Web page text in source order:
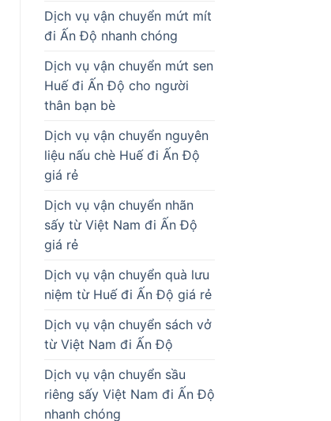
Dịch vụ vận chuyển mứt mít
đi Ấn Độ nhanh chóng
Dịch vụ vận chuyển mứt sen
Huế đi Ấn Độ cho người
thân bạn bè
Dịch vụ vận chuyển nguyên
liệu nấu chè Huế đi Ấn Độ
giá rẻ
Dịch vụ vận chuyển nhãn
sấy từ Việt Nam đi Ấn Độ
giá rẻ
Dịch vụ vận chuyển quà lưu
niệm từ Huế đi Ấn Độ giá rẻ
Dịch vụ vận chuyển sách vở
từ Việt Nam đi Ấn Độ
Dịch vụ vận chuyển sầu
riêng sấy Việt Nam đi Ấn Độ
nhanh chóng